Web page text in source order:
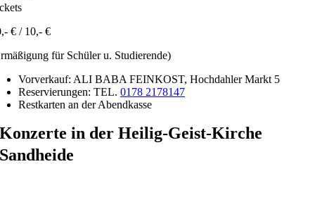
€ / 10,- €
für Schüler u. Studierende)
Vorverkauf: ALI BABA FEINKOST, Hochdahler Markt 5
Reservierungen: TEL. 0178 2178147
Restkarten an der Abendkasse
Konzerte in der Heilig-Geist-Kirche
Sandheide